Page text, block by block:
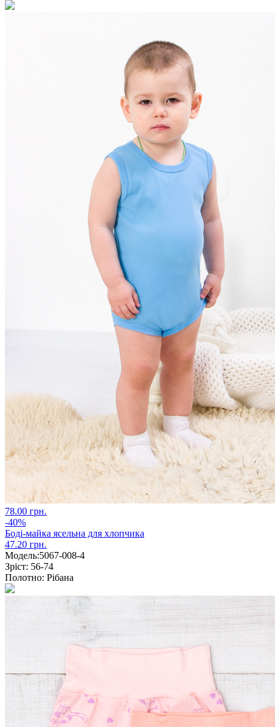
78.00 грн.
-40%
Боді-майка ясельна для хлопчика
47.20 грн.
Модель:5067-008-4
Зріст: 56-74
Полотно: Рібана